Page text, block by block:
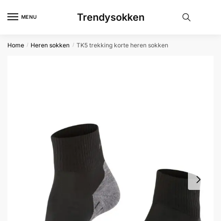
MENU Trendysokken
Home / Heren sokken / TK5 trekking korte heren sokken